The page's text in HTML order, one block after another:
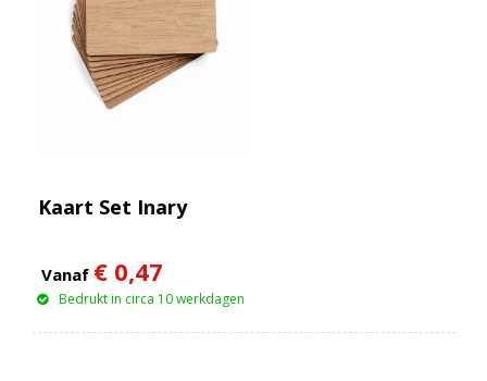
Kaart Set Inary
Vanaf € 0,47
Bedrukt in circa 10 werkdagen